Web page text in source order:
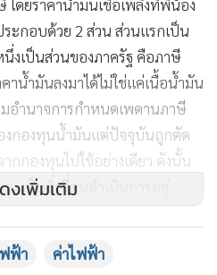
ดยราคาน้ำมันเชื้อเพลิงที่พี่น้อง
กอบด้วย 2 ส่วน ส่วนแรกเป็น
งเป็นส่วนของภาครัฐ คือภาษี
าน้ำมันลงมาได้ไม่ใช่แค่เนื้อน้ำมัน
อำนาจการกำหนดเพดานภาษี
งกองทุนน้ำมันแต่ปัจจุบันถูกตัด
กกองทุนไปใช้อย่างเดียว ดังนั้น
ะเป็นสิ่งที่ตนดำเนินการอยู่
ซลกลุ่มนี้ไว้ให้ได้ที่ประมาณ 33
งเพิ่มเติม
ฟ้า
ค่าไฟฟ้า